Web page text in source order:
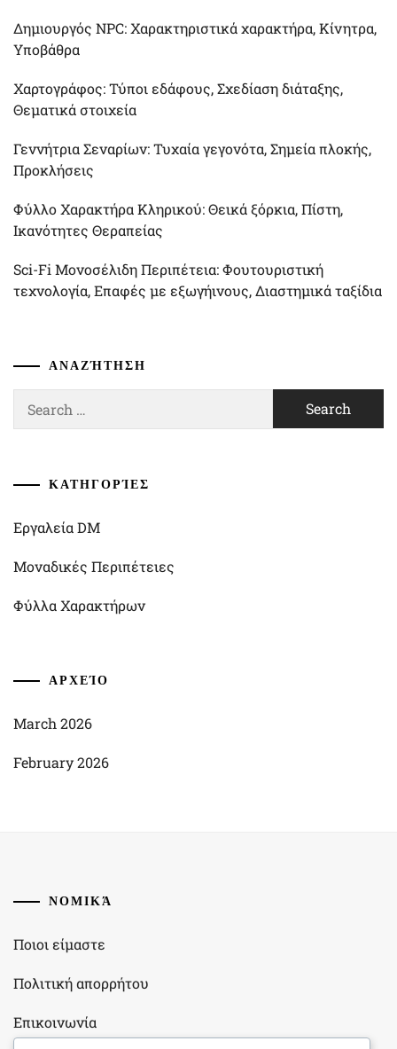
Δημιουργός NPC: Χαρακτηριστικά χαρακτήρα, Κίνητρα,
Υποβάθρα
Χαρτογράφος: Τύποι εδάφους, Σχεδίαση διάταξης,
Θεματικά στοιχεία
Γεννήτρια Σεναρίων: Τυχαία γεγονότα, Σημεία πλοκής,
Προκλήσεις
Φύλλο Χαρακτήρα Κληρικού: Θεικά ξόρκια, Πίστη,
Ικανότητες Θεραπείας
Sci-Fi Μονοσέλιδη Περιπέτεια: Φουτουριστική
τεχνολογία, Επαφές με εξωγήινους, Διαστημικά ταξίδια
ΑΝΑΖΉΤΗΣΗ
for:
ΚΑΤΗΓΟΡΊΕΣ
Εργαλεία DM
Μοναδικές Περιπέτειες
Φύλλα Χαρακτήρων
ΑΡΧΕΊΟ
March 2026
February 2026
ΝΟΜΙΚΆ
Ποιοι είμαστε
Πολιτική απορρήτου
Επικοινωνία